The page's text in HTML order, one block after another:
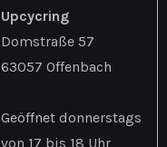
Upcycring
Domstraße 57
63057 Offenbach
Geöffnet donnerstags
von 17 bis 18 Uhr